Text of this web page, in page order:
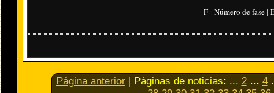
F - Número de fase |
Página anterior| Páginas de noticias: ... 2 ... 4